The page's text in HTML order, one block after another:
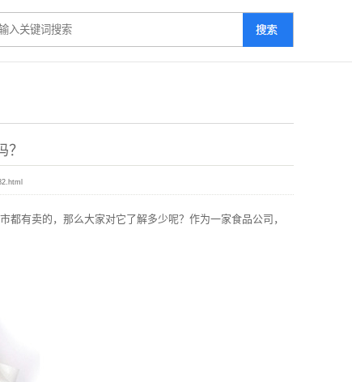
都有卖的，那么大家对它了解多少呢？作为一家食品公司，